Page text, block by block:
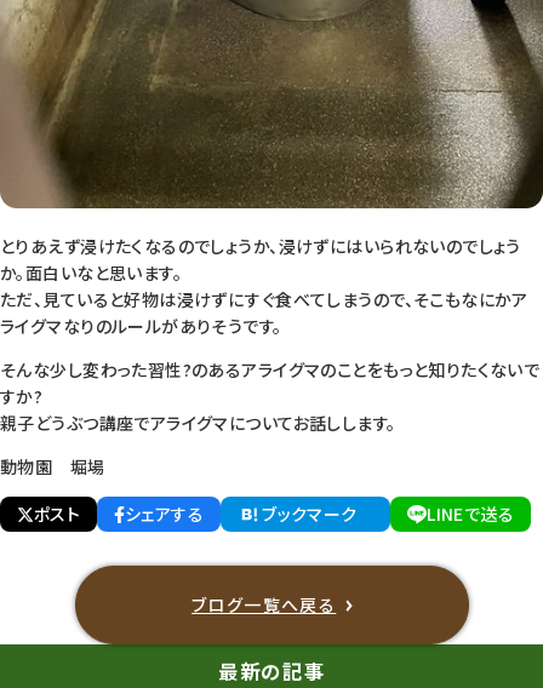
とりあえず浸けたくなるのでしょうか、浸けずにはいられないのでしょう
か。面白いなと思います。
ただ、見ていると好物は浸けずにすぐ食べてしまうので、そこもなにかア
ライグマなりのルールがありそうです。
そんな少し変わった習性?のあるアライグマのことをもっと知りたくないで
すか?
親子どうぶつ講座でアライグマについてお話しします。
動物園 堀場
ポスト
シェアする ブックマーク LINEで送る
ブログ一覧へ戻る
最新の記事